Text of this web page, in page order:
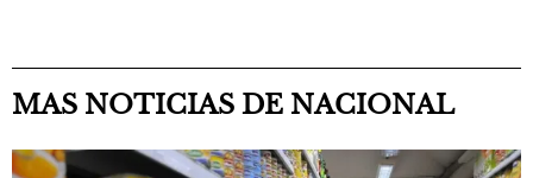
MAS NOTICIAS DE NACIONAL